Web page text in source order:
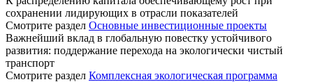
сохранении лидирующих в отрасли показателей
Смотрите раздел Основные инвестиционные проекты
Важнейший вклад в глобальную повестку устойчивого
развития: поддержание перехода на экологически чистый
транспорт
Смотрите раздел Комплексная экологическая программа